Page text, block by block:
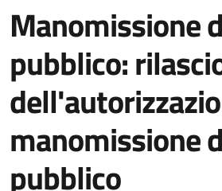
Manomissione
pubblico:
manomissione
pubblico